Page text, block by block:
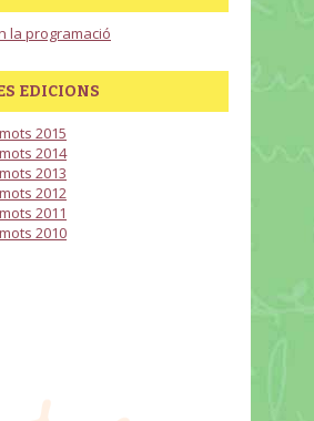
la programació
EDICIONS
2015
2014
2013
2012
2011
2010